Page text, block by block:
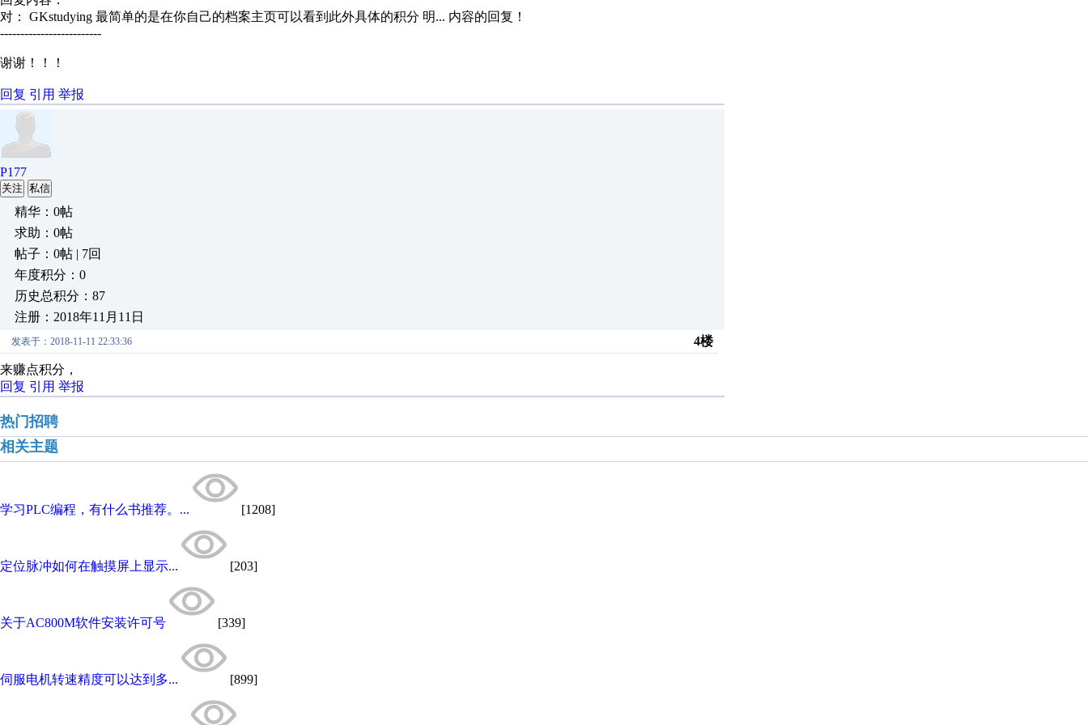
对： GKstudying 最简单的是在你自己的档案主页可以看到此外具体的积分 明... 内容的回复！
-------------------------
谢谢！！！
回复 引用 举报
P177
关注 私信
精华：0帖
求助：0帖
帖子：0帖 | 7回
年度积分：0
历史总积分：87
注册：2018年11月11日
发表于：2018-11-11 22:33:36 4楼
来赚点积分，
回复 引用 举报
热门招聘
相关主题
学习PLC编程，有什么书推荐。... [1208]
定位脉冲如何在触摸屏上显示... [203]
关于AC800M软件安装许可号 [339]
伺服电机转速精度可以达到多... [899]